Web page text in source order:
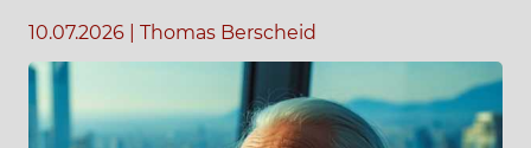
10.07.2026 Thomas Berscheid